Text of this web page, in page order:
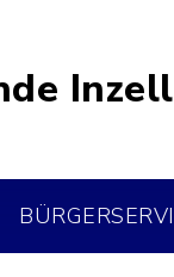
Inzell